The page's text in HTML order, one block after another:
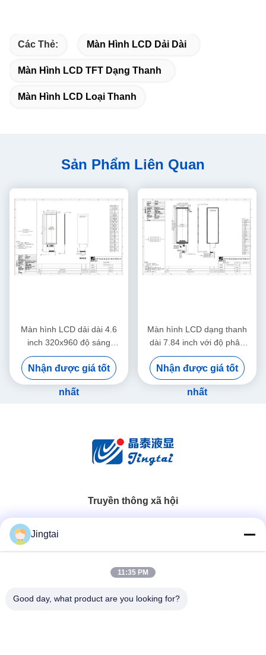
Các Thẻ: Màn Hình LCD Dải Dài
Màn Hình LCD TFT Dạng Thanh
Màn Hình LCD Loại Thanh
Sản Phẩm Liên Quan
Màn hình LCD dải dài 4.6
inch 320x960 độ sáng
300cd/m2 IPS góc nhìn đầy
đủ
Nhận được giá tốt
nhất
Màn hình LCD dạng thanh
dài 7.84 inch với độ phân
giải 400x1280, độ sáng 400
Cd/m2
Nhận được giá tốt
nhất
Truyền thông xã hội
0086-755-27491128
Jingtai
11:35 PM
Good day, what product are you looking for?